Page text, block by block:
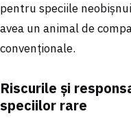
pentru speciile
avea un animal de
convenționale.
Riscurile și
speciilor rare